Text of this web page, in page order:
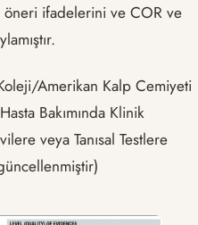
ifadelerini ve COR ve
Amerikan Kalp Cemiyeti
Bakımında Klinik
veya Tanısal Testlere